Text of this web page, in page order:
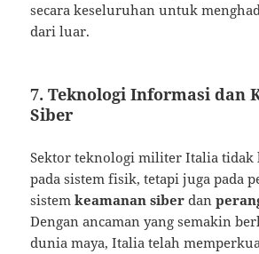
secara keseluruhan untuk
dari luar.
7. Teknologi Informasi dan
Siber
Sektor teknologi militer Italia tidak
pada sistem fisik, tetapi juga pada
sistemkeamanan siber dan
Dengan ancaman yang semakin
dunia maya, Italia telah